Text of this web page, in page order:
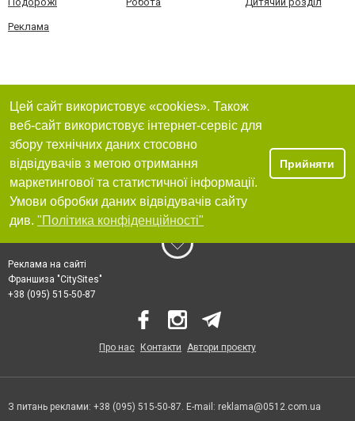
Реклама
Цей сайт використовує «cookies». Також
веб-сайт використовує інтернет-сервіс для
збору технічних даних стосовно
відвідувачів з метою отримання
маркетингової та статистичної інформації.
Умови обробки даних відвідувачів сайту
див. "Політика конфіденційності"
Прийняти
Реклама на сайті
Франшиза "CitySites"
+38 (095) 515-50-87
Про нас Контакти Автори проєкту
З питань реклами: +38 (095) 515-50-87. E-mail: reklama@0512.com.ua